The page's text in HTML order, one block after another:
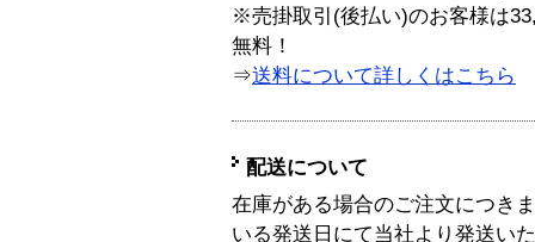
※売掛取引(後払い)のお客様は
無料！
⇒送料について詳しくはこちら
配送について
在庫がある場合のご注文につき
いる発送日にて当社より発送い